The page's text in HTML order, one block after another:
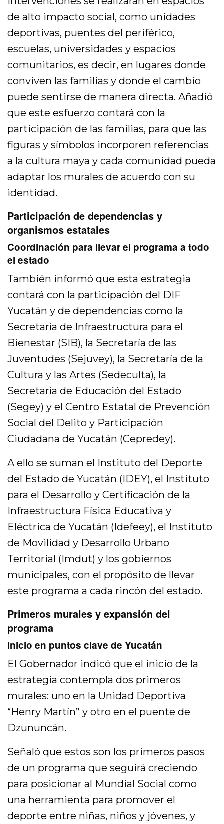
de alto impacto social, como unidades
deportivas, puentes del periférico,
escuelas, universidades y espacios
comunitarios, es decir, en lugares donde
conviven las familias y donde el cambio
puede sentirse de manera directa. Añadió
que este esfuerzo contará con la
participación de las familias, para que las
figuras y símbolos incorporen referencias
a la cultura maya y cada comunidad pueda
adaptar los murales de acuerdo con su
identidad.
Participación de dependencias y
organismos estatales
Coordinación para llevar el programa a todo
el estado
También informó que esta estrategia
contará con la participación del DIF
Yucatán y de dependencias como la
Secretaría de Infraestructura para el
Bienestar (SIB), la Secretaría de las
Juventudes (Sejuvey), la Secretaría de la
Cultura y las Artes (Sedeculta), la
Secretaría de Educación del Estado
(Segey) y el Centro Estatal de Prevención
Social del Delito y Participación
Ciudadana de Yucatán (Cepredey).
A ello se suman el Instituto del Deporte
del Estado de Yucatán (IDEY), el Instituto
para el Desarrollo y Certificación de la
Infraestructura Física Educativa y
Eléctrica de Yucatán (Idefeey), el Instituto
de Movilidad y Desarrollo Urbano
Territorial (Imdut) y los gobiernos
municipales, con el propósito de llevar
este programa a cada rincón del estado.
Primeros murales y expansión del
programa
Inicio en puntos clave de Yucatán
El Gobernador indicó que el inicio de la
estrategia contempla dos primeros
murales: uno en la Unidad Deportiva
“Henry Martín” y otro en el puente de
Dzununcán.
Señaló que estos son los primeros pasos
de un programa que seguirá creciendo
para posicionar al Mundial Social como
una herramienta para promover el
deporte entre niñas, niños y jóvenes, y